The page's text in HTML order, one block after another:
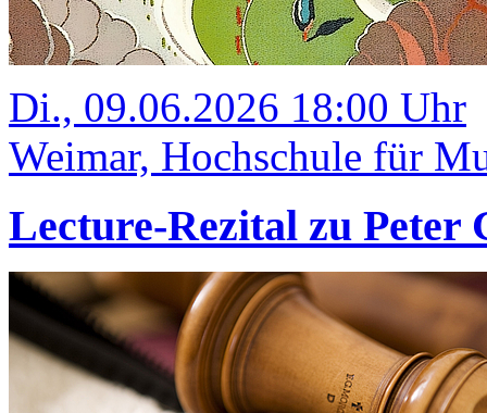
Di., 09.06.2026 18:00 Uhr
Weimar, Hochschule für
Lecture-Rezital zu Peter